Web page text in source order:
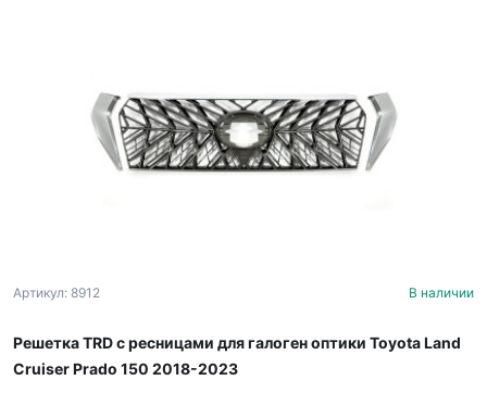
Артикул: 8912 В наличии
Решетка TRD с ресницами для галоген оптики Toyota Land
Cruiser Prado 150 2018-2023